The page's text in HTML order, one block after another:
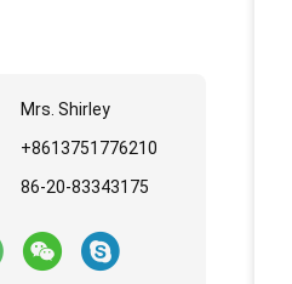
Mrs. Shirley
+8613751776210
86-20-83343175